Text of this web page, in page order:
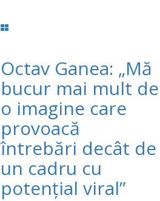
Octav Ganea: „Mă
bucur mai mult de
o imagine care
provoacă
întrebări decât de
un cadru cu
potenţial viral”